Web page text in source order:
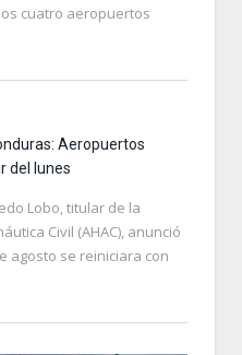
cuatro aeropuertos
Aeropuertos
del lunes
Lobo, titular de la
Civil (AHAC), anunció
agosto se reiniciara con